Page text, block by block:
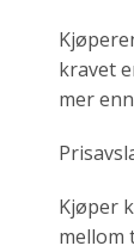
kravet
mer
Kjøper
mellom